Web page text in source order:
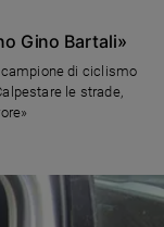
Gino Bartali»
di ciclismo
le strade,